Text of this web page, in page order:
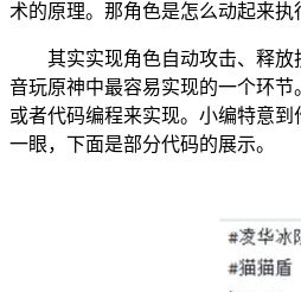
术的原理。那角色是怎么动起来执
其实实现角色自动攻击、释放
音玩原神中最容易实现的一个环
或者代码编程来实现。小编特意
一眼，下面是部分代码的展示。